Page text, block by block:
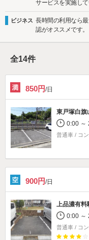
サービスを実施して
ビジネス 長時間の利用なら
認がオススメです。
全14件
850円/日
東戸塚白旗
0:00 ～
普通車 / コ
900円/日
上品濃有料
0:00 ～
普通車 / コ